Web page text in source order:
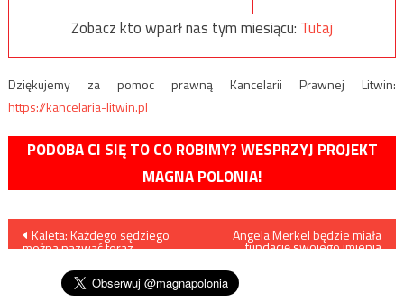
Zobacz kto wparł nas tym miesiącu: Tutaj
Dziękujemy za pomoc prawną Kancelarii Prawnej Litwin:
https://kancelaria-litwin.pl
PODOBA CI SIĘ TO CO ROBIMY? WESPRZYJ PROJEKT
MAGNA POLONIA!
Nawigacja
wpisu
Kaleta: Każdego sędziego
można nazwać teraz
Angela Merkel będzie miała
fundację swojego imienia